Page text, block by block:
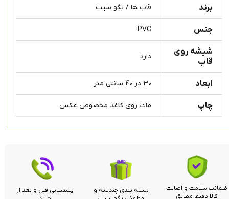
برند قاب ها / بگو سیب
جنس PVC
شیشه روی
قاب
دارد
ابعاد ۳۰ در ۴۰ سانتی متر
چاپ مات روی کاغذ مخصوص عکس
ضمانت سلامت و اصالت
کالا دقیقا مطابق
بسته بندی چندلایه و
پشتیبانی قبل و بعد از